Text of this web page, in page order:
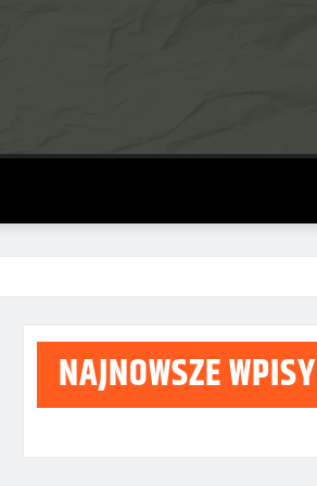
NAJNOWSZE WPISY